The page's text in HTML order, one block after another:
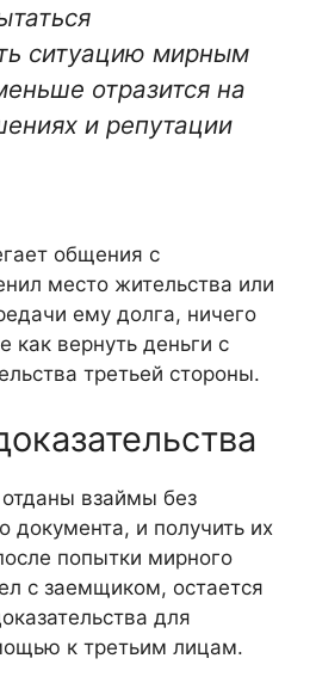
ситуацию мирным
отразится на
и репутации
общения с
место жительства или
ему долга, ничего
как вернуть деньги с
третьей стороны.
взаймы без
и получить их
попытки мирного
с заемщиком, остается
для
к третьим лицам.